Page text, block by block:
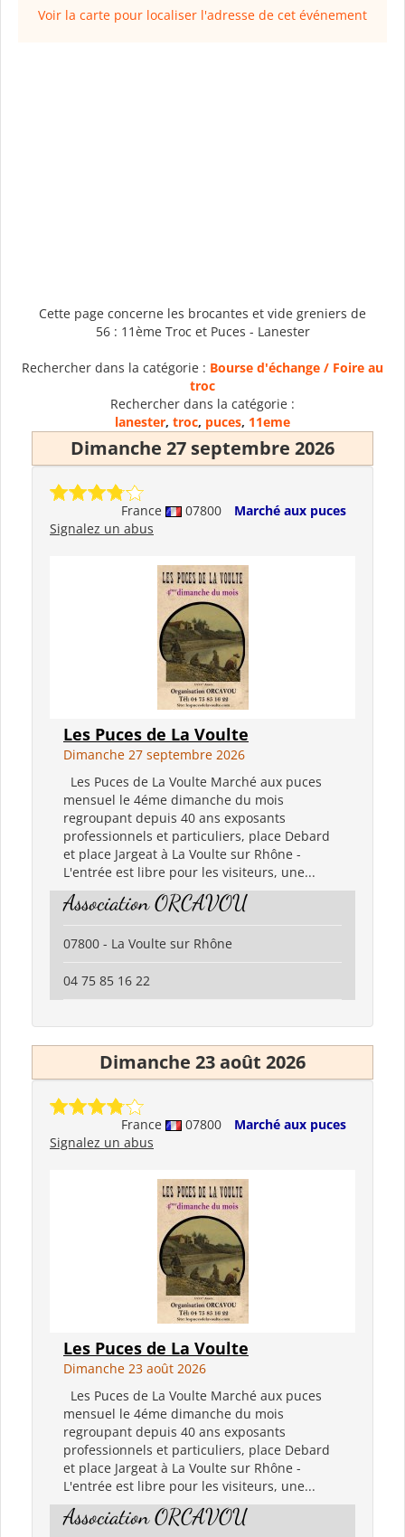
Voir la carte pour localiser l'adresse de cet événement
Cette page concerne les brocantes et vide greniers de
56 : 11ème Troc et Puces - Lanester
Rechercher dans la catégorie : Bourse d'échange / Foire au
troc
Rechercher dans la catégorie :
lanester, troc, puces, 11eme
Dimanche 27 septembre 2026
France 07800
Marché aux puces
Signalez un abus
Les Puces de La Voulte
Dimanche 27 septembre 2026
Les Puces de La Voulte Marché aux puces
mensuel le 4éme dimanche du mois
regroupant depuis 40 ans exposants
professionnels et particuliers, place Debard
et place Jargeat à La Voulte sur Rhône -
L'entrée est libre pour les visiteurs, une...
Association ORCAVOU
07800 - La Voulte sur Rhône
04 75 85 16 22
Dimanche 23 août 2026
France 07800
Marché aux puces
Signalez un abus
Les Puces de La Voulte
Dimanche 23 août 2026
Les Puces de La Voulte Marché aux puces
mensuel le 4éme dimanche du mois
regroupant depuis 40 ans exposants
professionnels et particuliers, place Debard
et place Jargeat à La Voulte sur Rhône -
L'entrée est libre pour les visiteurs, une...
Association ORCAVOU